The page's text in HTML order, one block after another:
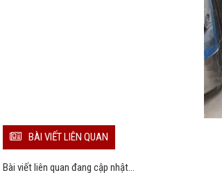
BÀI VIẾT LIÊN QUAN
Bài viết liên quan đang cập nhật...